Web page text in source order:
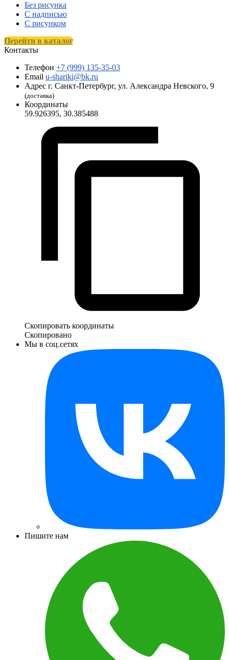
Без рисунка
С надписью
С рисунком
Перейти в каталог
Контакты
Телефон +7 (999) 135-35-03
Email u-shariki@bk.ru
Адрес г. Санкт-Петербург, ул. Александра Невского, 9
(доставка)
Координаты
59.926395, 30.385488
Скопировать координаты
Скопировано
Мы в соц.сетях
Пишите нам